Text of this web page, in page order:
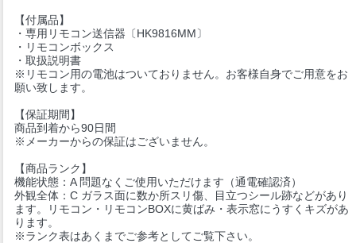
【付属品】
・専用リモコン送信器〔HK9816MM〕
・リモコンボックス
・取扱説明書
※リモコン用の電池はついておりません。お客様自身でご用意をお
願い致します。
【保証期間】
商品到着から90日間
※メーカーからの保証はございません。
【商品ランク】
機能状態：A 問題なくご使用いただけます（通電確認済）
外観全体：C ガラス面に数か所スリ傷、目立つシール跡などがあり
ます。リモコン・リモコンBOXに黄ばみ・表示窓にうすくキズがあ
ります。
※ランク表はあくまでご参考としてご覧下さい。